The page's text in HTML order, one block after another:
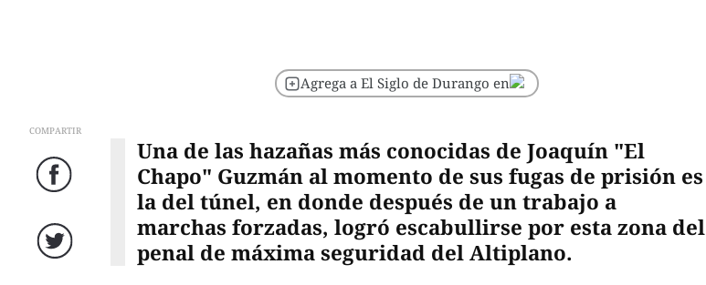
Agrega a El Siglo de Durango en
COMPARTIR
Facebook
Twitter
Una de las hazañas más conocidas de Joaquín "El
Chapo" Guzmán al momento de sus fugas de prisión es
la del túnel, en donde después de un trabajo a
marchas forzadas, logró escabullirse por esta zona del
penal de máxima seguridad del Altiplano.